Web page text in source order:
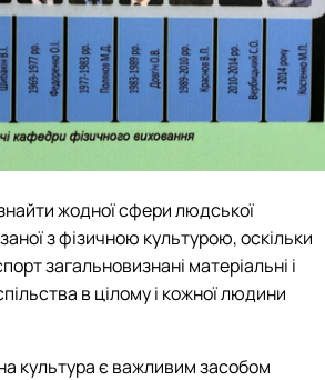
жодної сфери людської
з фізичною культурою, оскільки
загальновизнані матеріальні і
в цілому і кожної людини
культура є важливим засобом